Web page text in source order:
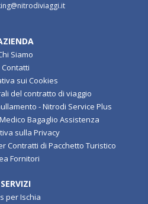
Siamo
Contatti
sui Cookies
del contratto di viaggio
- Nitrodi Service Plus
Bagaglio Assistenza
sulla Privacy
Contratti di Pacchetto Turistico
Fornitori
SERVIZI
per Ischia